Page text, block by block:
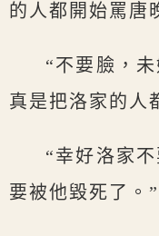
的人都開始罵唐
“不要臉，
真是把洛家的人
“幸好洛家
要被他毀死了。”